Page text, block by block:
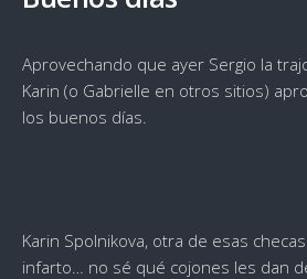
Aprovechando que ayer Sergio la
Karin (o Gabrielle en otros sitios)
los buenos días.
Karin Spolnikova, otra de esas
infarto… no sé qué cojones les dan